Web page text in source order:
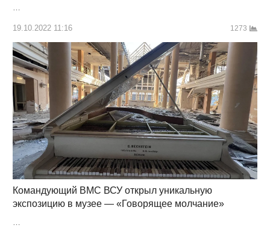
…
19.10.2022 11:16 1273
Командующий ВМС ВСУ открыл уникальную
экспозицию в музее — «Говорящее молчание»
…